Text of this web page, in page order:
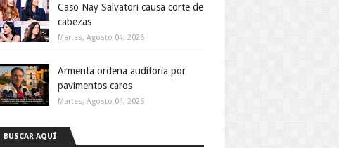
Caso Nay Salvatori causa corte de
cabezas
Martes, Agosto 04, 2026
Armenta ordena auditoría por
pavimentos caros
Martes, Agosto 04, 2026
BUSCAR AQUÍ